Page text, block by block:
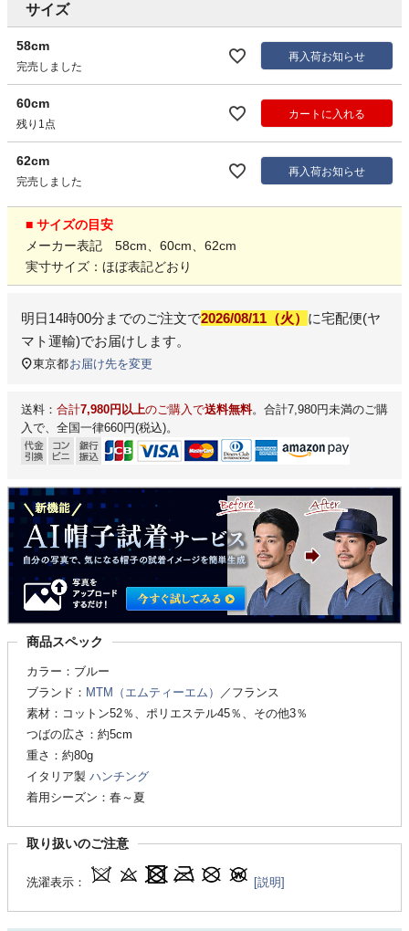
サイズ
58cm
完売しました
再入荷お知らせ
60cm
残り1点
カートに入れる
62cm
完売しました
再入荷お知らせ
■ サイズの目安
メーカー表記 58cm、60cm、62cm
実寸サイズ：ほぼ表記どおり
明日14時00分 までのご注文で2026/08/11（火） に宅配便(ヤ
マト運輸)でお届けします。
東京都お届け先を変更
送料： 合計7,980円以上のご購入で送料無料。合計7,980円未満のご購
入で、全国一律660円(税込)。
商品スペック
カラー：ブルー
ブランド： MTM（エムティーエム）
／フランス
素材：コットン52％、ポリエステル45％、その他3％
つばの広さ：約5cm
重さ：約80g
イタリア製 ハンチング
着用シーズン：春～夏
取り扱いのご注意
洗濯表示： [説明]